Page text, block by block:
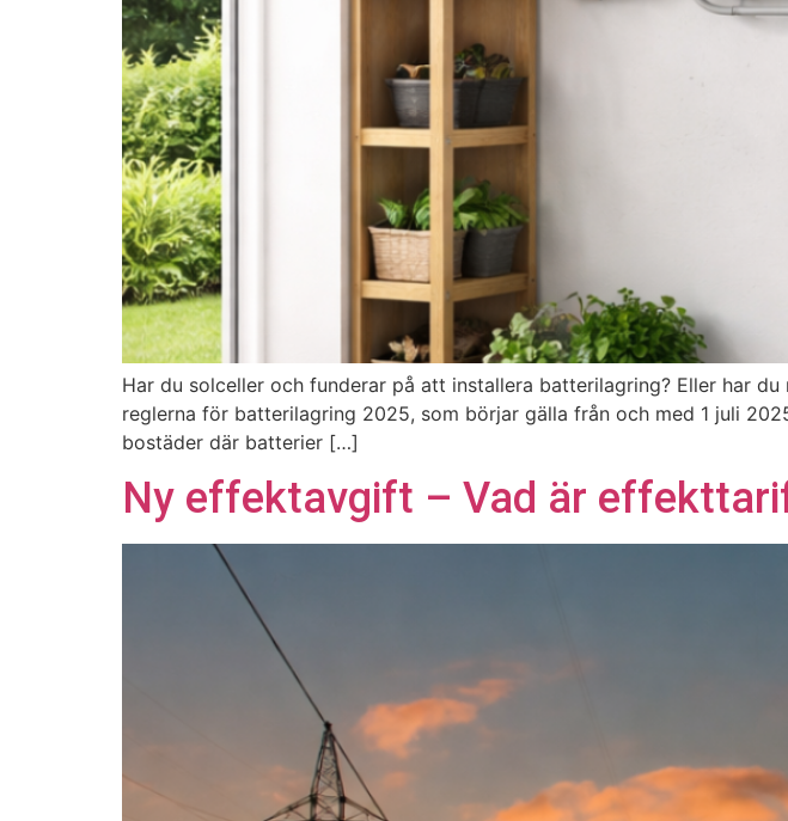
Har du solceller och funderar på att installera batterilagring? Eller har
reglerna för batterilagring 2025, som börjar gälla från och med 1 juli
bostäder där batterier […]
Ny effektavgift – Vad är